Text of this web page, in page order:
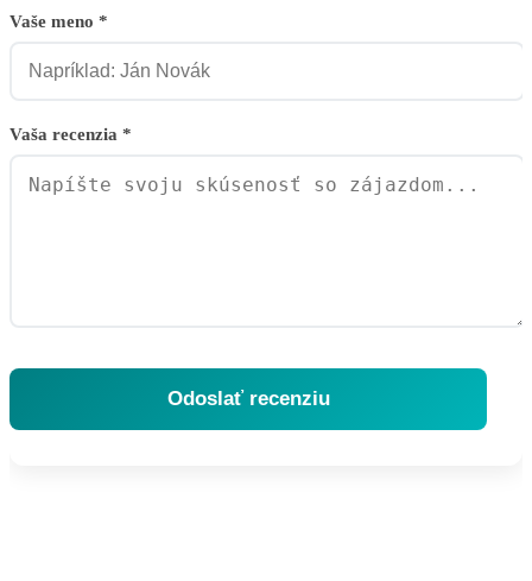
Vaše meno *
Vaša recenzia *
Odoslať recenziu